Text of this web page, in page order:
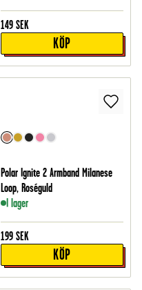
149 SEK
KÖP
Polar Ignite 2 Armband Milanese
Loop, Roséguld
I lager
199 SEK
KÖP